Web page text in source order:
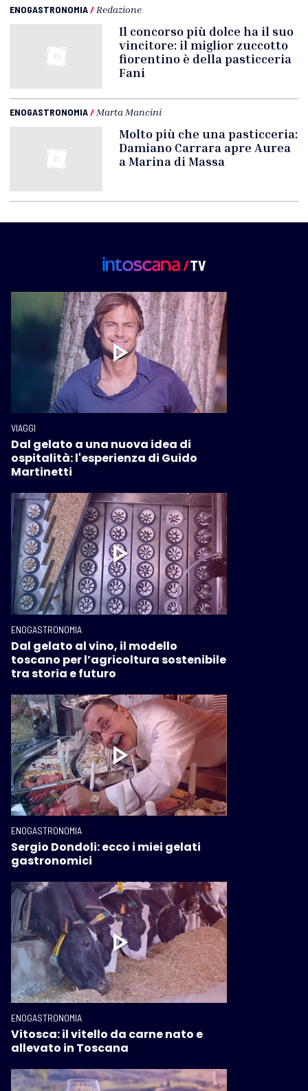
ENOGASTRONOMIA/ Redazione
Il concorso più dolce ha il suo
vincitore: il miglior zuccotto
fiorentino è della pasticceria
Fani
ENOGASTRONOMIA/ Marta Mancini
Molto più che una pasticceria:
Damiano Carrara apre Aurea
a Marina di Massa
VIAGGI
Dal gelato a una nuova idea di
ospitalità: l'esperienza di Guido
Martinetti
ENOGASTRONOMIA
Dal gelato al vino, il modello
toscano per l’agricoltura sostenibile
tra storia e futuro
ENOGASTRONOMIA
Sergio Dondoli: ecco i miei gelati
gastronomici
ENOGASTRONOMIA
Vitosca: il vitello da carne nato e
allevato in Toscana